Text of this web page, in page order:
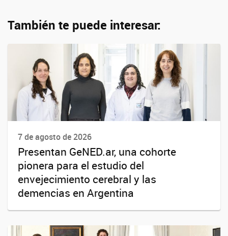
También te puede interesar:
7 de agosto de 2026
Presentan GeNED.ar, una cohorte
pionera para el estudio del
envejecimiento cerebral y las
demencias en Argentina